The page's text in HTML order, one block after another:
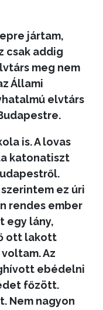
jártam,
csak addig
meg nem
Állami
elvtárs
is. A lovas
katonatiszt
ez úri
rendes ember
egy lány,
ott lakott
Az
ebédelni
főzött.
Nem nagyon